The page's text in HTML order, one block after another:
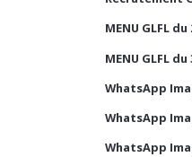
MENU GLFL
MENU GLFL
WhatsApp
WhatsApp
WhatsApp